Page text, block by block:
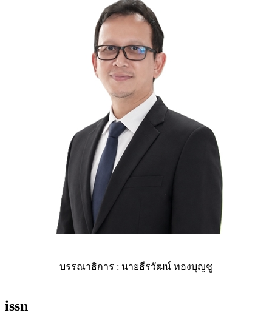
บรรณาธิการ : นายธีรวัฒน์ ทองบุญชู
issn